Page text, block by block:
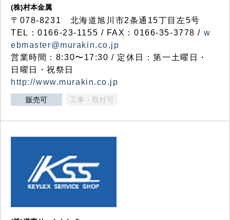
(株)村本金属
〒078-8231 北海道旭川市2条通15丁目左5号
TEL：0166-23-1155 / FAX：0166-35-3778 / w
ebmaster@murakin.co.jp
営業時間：8:30〜17:30 / 定休日：第一土曜日・
日曜日・祝祭日
http://www.murakin.co.jp
販売可 工事・取付可